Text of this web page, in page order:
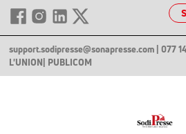
support.sodipresse@sonapresse.com | 077
L'UNION | PUBLICOM